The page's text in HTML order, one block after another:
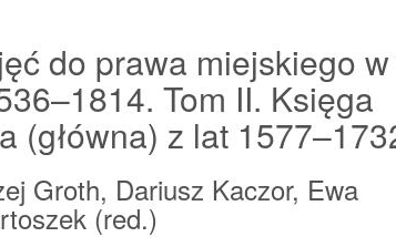
do prawa miejskiego w
Tom II. Księga
(główna) z lat
Groth, Dariusz Kaczor, Ewa
(red.)